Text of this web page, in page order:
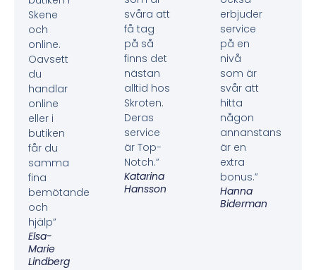
Skene
och
online.
Oavsett
du
handlar
online
eller i
butiken
får du
samma
fina
bemötande
och
hjälp”
Elsa-
Marie
Lindberg
svåra att
få tag
på så
finns det
nästan
alltid hos
Skroten.
Deras
service
är Top-
Notch.”
Katarina
Hansson
erbjuder
service
på en
nivå
som är
svår att
hitta
någon
annanstans
är en
extra
bonus.”
Hanna
Biderman